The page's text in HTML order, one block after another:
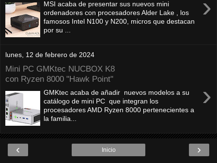
›
MSI acaba de presentar sus nuevos mini
ordenadores con procesadores Alder Lake , los
famosos Intel N100 y N200, micros que destacan
por su ...
lunes, 12 de febrero de 2024
Mini PC GMKtec NUCBOX K8
con Ryzen 8000 "Hawk Point"
›
GMKtec acaba de añadir nuevos modelos a su
catálogo de mini PC que integran los
procesadores AMD Ryzen 8000 pertenecientes a
la familia...
‹ ›
Inicio